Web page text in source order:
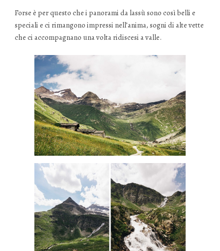
Forse è per questo che i panorami da lassù sono così belli e
speciali e ci rimangono impressi nell’anima, sogni di alte vette
che ci accompagnano una volta ridiscesi a valle.